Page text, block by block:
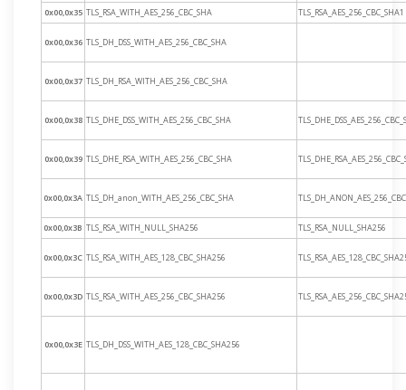
0x00,0x35 TLS_RSA_WITH_AES_256_CBC_SHA TLS_RSA_AES_256_CBC_SHA1
0x00,0x36 TLS_DH_DSS_WITH_AES_256_CBC_SHA
0x00,0x37 TLS_DH_RSA_WITH_AES_256_CBC_SHA
0x00,0x38 TLS_DHE_DSS_WITH_AES_256_CBC_SHA
0x00,0x39 TLS_DHE_RSA_WITH_AES_256_CBC_SHA
0x00,0x3A TLS_DH_anon_WITH_AES_256_CBC_SHA
0x00,0x3B TLS_RSA_WITH_NULL_SHA256 TLS_RSA_NULL_SHA256
0x00,0x3C TLS_RSA_WITH_AES_128_CBC_SHA256
0x00,0x3D TLS_RSA_WITH_AES_256_CBC_SHA256
0x00,0x3E TLS_DH_DSS_WITH_AES_128_CBC_SHA256